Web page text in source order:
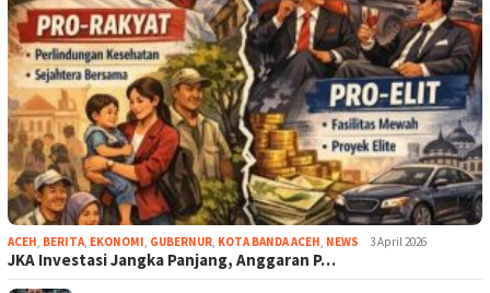
ACEH, BERITA, EKONOMI, GUBERNUR, KOTA BANDA ACEH, NEWS 3 April 2026
JKA Investasi Jangka Panjang, Anggaran P…